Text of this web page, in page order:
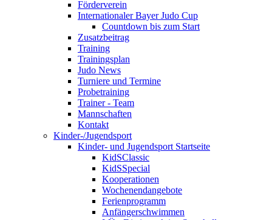
Förderverein
Internationaler Bayer Judo Cup
Countdown bis zum Start
Zusatzbeitrag
Training
Trainingsplan
Judo News
Turniere und Termine
Probetraining
Trainer - Team
Mannschaften
Kontakt
Kinder-/Jugendsport
Kinder- und Jugendsport Startseite
KidSClassic
KidSSpecial
Kooperationen
Wochenendangebote
Ferienprogramm
Anfängerschwimmen